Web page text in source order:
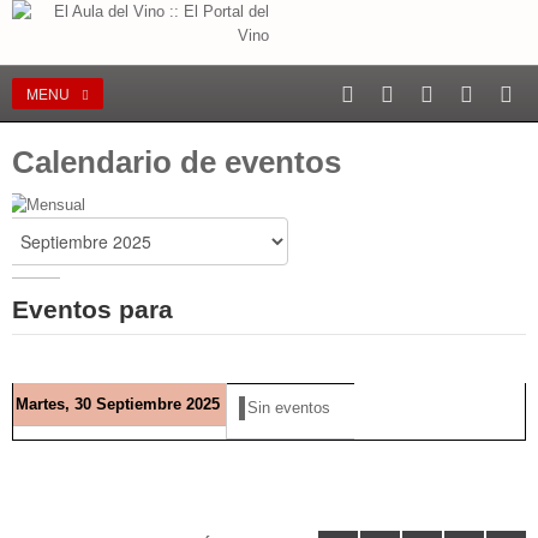
MENU
Calendario de eventos
Eventos para
Martes, 30 Septiembre 2025 Sin eventos